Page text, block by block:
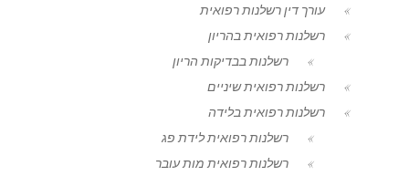
עורך דין רשלנות רפואית
רשלנות רפואית בהריון
רשלנות בבדיקות הריון
רשלנות רפואית שיניים
רשלנות רפואית בלידה
רשלנות רפואית לידת פג
רשלנות רפואית מות עובר